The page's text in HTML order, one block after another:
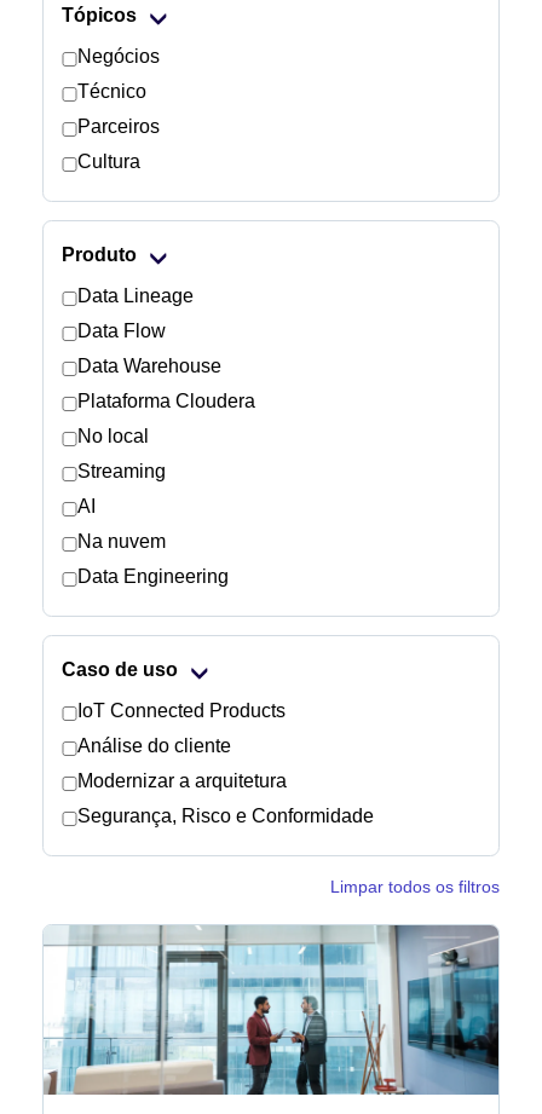
Serviços financeiros
Fabricação
Seguros
Telecomunicações
Tecnologia
Setor público
Saúde
Educação
Notícias
Tópicos
Negócios
Técnico
Parceiros
Cultura
Produto
Data Lineage
Data Flow
Data Warehouse
Plataforma Cloudera
No local
Streaming
AI
Na nuvem
Data Engineering
Caso de uso
IoT Connected Products
Análise do cliente
Modernizar a arquitetura
Segurança, Risco e Conformidade
Limpar todos os filtros